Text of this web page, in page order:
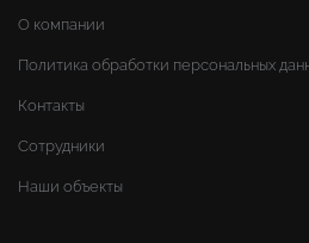
О компании
Политика обработки персональных
Контакты
Сотрудники
Наши объекты